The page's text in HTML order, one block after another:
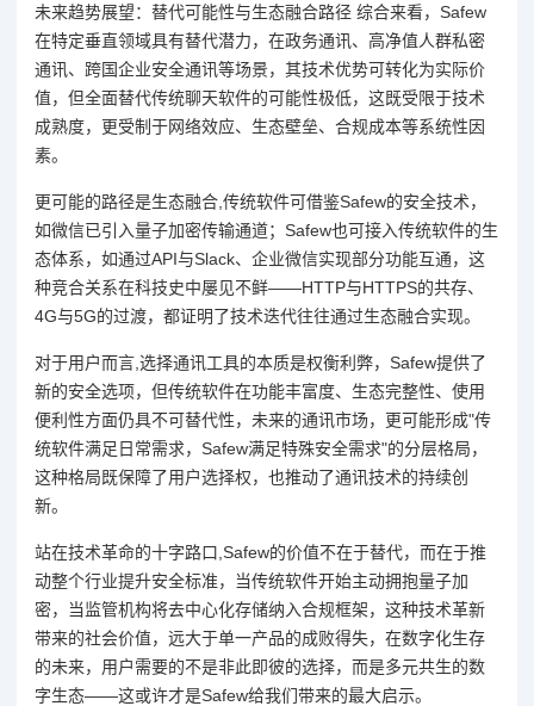
未来趋势展望：替代可能性与生态融合路径 综合来看，Safew
在特定垂直领域具有替代潜力，在政务通讯、高净值人群私密
通讯、跨国企业安全通讯等场景，其技术优势可转化为实际价
值，但全面替代传统聊天软件的可能性极低，这既受限于技术
成熟度，更受制于网络效应、生态壁垒、合规成本等系统性因
素。
更可能的路径是生态融合,传统软件可借鉴Safew的安全技术，
如微信已引入量子加密传输通道；Safew也可接入传统软件的生
态体系，如通过API与Slack、企业微信实现部分功能互通，这
种竞合关系在科技史中屡见不鲜——HTTP与HTTPS的共存、
4G与5G的过渡，都证明了技术迭代往往通过生态融合实现。
对于用户而言,选择通讯工具的本质是权衡利弊，Safew提供了
新的安全选项，但传统软件在功能丰富度、生态完整性、使用
便利性方面仍具不可替代性，未来的通讯市场，更可能形成"传
统软件满足日常需求，Safew满足特殊安全需求"的分层格局，
这种格局既保障了用户选择权，也推动了通讯技术的持续创
新。
站在技术革命的十字路口,Safew的价值不在于替代，而在于推
动整个行业提升安全标准，当传统软件开始主动拥抱量子加
密，当监管机构将去中心化存储纳入合规框架，这种技术革新
带来的社会价值，远大于单一产品的成败得失，在数字化生存
的未来，用户需要的不是非此即彼的选择，而是多元共生的数
字生态——这或许才是Safew给我们带来的最大启示。